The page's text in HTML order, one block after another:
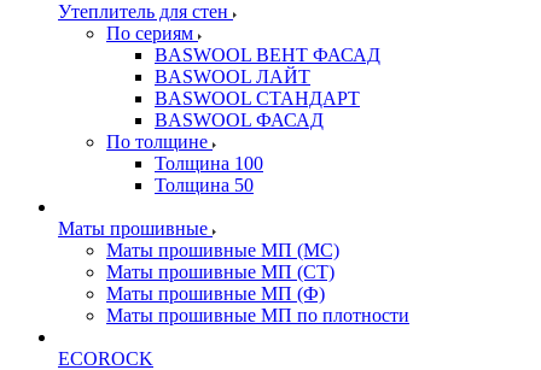
Утеплитель для стен
По сериям
BASWOOL ВЕНТ ФАСАД
BASWOOL ЛАЙТ
BASWOOL СТАНДАРТ
BASWOOL ФАСАД
По толщине
Толщина 100
Толщина 50
Маты прошивные
Маты прошивные МП (МС)
Маты прошивные МП (СТ)
Маты прошивные МП (Ф)
Маты прошивные МП по плотности
ECOROCK